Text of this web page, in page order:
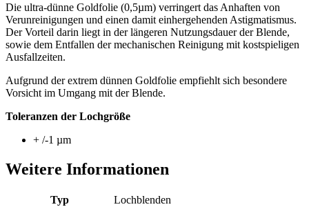
Die ultra-dünne Goldfolie (0,5µm) verringert das Anhaften von
Verunreinigungen und einen damit einhergehenden Astigmatismus.
Der Vorteil darin liegt in der längeren Nutzungsdauer der Blende,
sowie dem Entfallen der mechanischen Reinigung mit kostspieligen
Ausfallzeiten.
Aufgrund der extrem dünnen Goldfolie empfiehlt sich besondere
Vorsicht im Umgang mit der Blende.
Toleranzen der Lochgröße
+ /-1 µm
Weitere Informationen
Typ
Lochblenden